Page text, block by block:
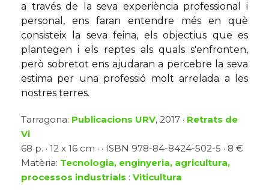
a través de la seva experiència professional i
personal, ens faran entendre més en què
consisteix la seva feina, els objectius que es
plantegen i els reptes als quals s'enfronten,
però sobretot ens ajudaran a percebre la seva
estima per una professió molt arrelada a les
nostres terres.
Tarragona: Publicacions URV, 2017 · Retrats de
Vi
68 p. · 12 x 16 cm · · ISBN 978-84-8424-502-5 · 8 €
Matèria: Tecnologia, enginyeria, agricultura,
processos industrials : Viticultura